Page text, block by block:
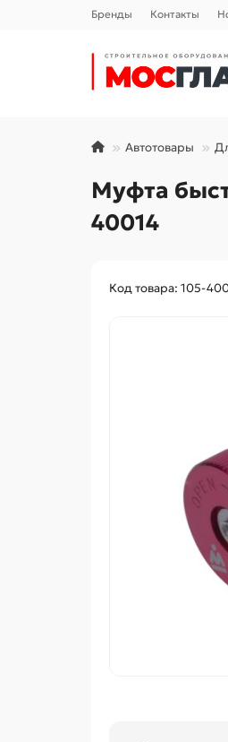
Бренды Контакты
Автотовары
Муфта
40014
Код товара: 105-